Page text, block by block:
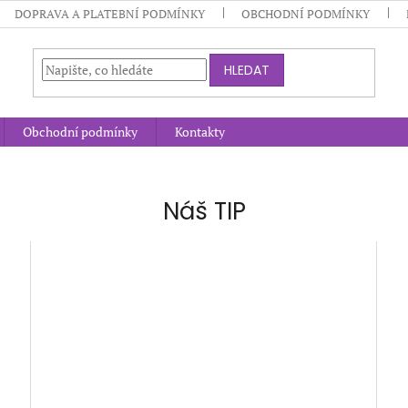
DOPRAVA A PLATEBNÍ PODMÍNKY OBCHODNÍ PODMÍNKY
HLEDAT
Obchodní podmínky Kontakty
Náš TIP